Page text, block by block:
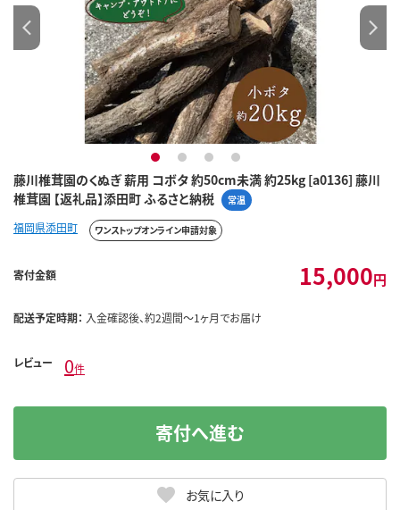
藤川椎茸園のくぬぎ 薪用 コボタ 約50cm未満 約25kg [a0136] 藤川
椎茸園 【返礼品】添田町 ふるさと納税
常温
1 2 3 4
福岡県添田町 ワンストップオンライン申請対象
寄付金額 15,000円
配送予定時期： 入金確認後、約2週間～1ヶ月でお届け
レビュー 0件
お気に入り
寄付へ進む